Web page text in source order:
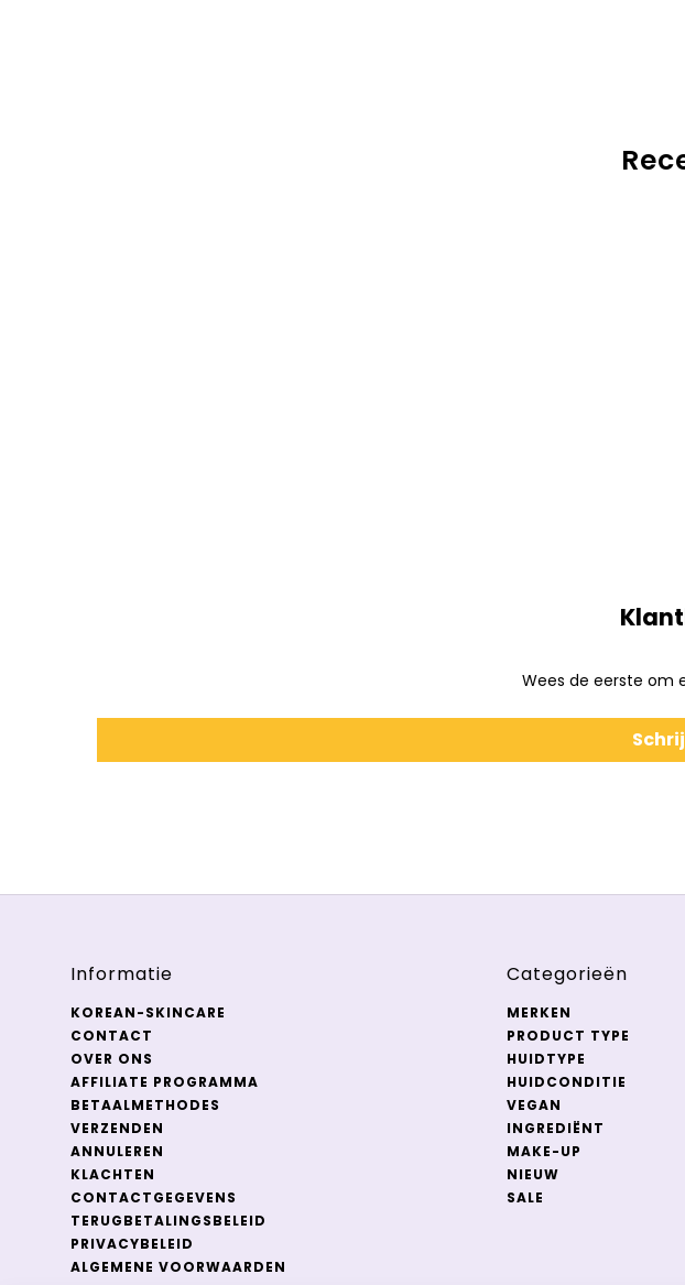
Wees de eerste om
Informatie
KOREAN-SKINCARE
CONTACT
OVER ONS
AFFILIATE PROGRAMMA
BETAALMETHODES
VERZENDEN
ANNULEREN
KLACHTEN
CONTACTGEGEVENS
TERUGBETALINGSBELEID
PRIVACYBELEID
ALGEMENE VOORWAARDEN
Categorieën
MERKEN
PRODUCT TYPE
HUIDTYPE
HUIDCONDITIE
VEGAN
INGREDIËNT
MAKE-UP
NIEUW
SALE